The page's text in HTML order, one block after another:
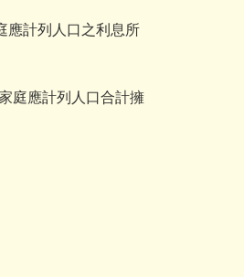
應計列人口之利息所
庭應計列人口合計擁